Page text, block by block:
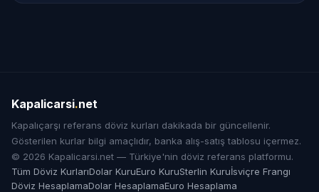
Kapalicarsi.net
Kapalıçarşı referans döviz kurları dakikada bir güncellenir.
Gösterilen kurlar bilgi amaçlıdır, banka alış-satış tablosu içermez.
© 2026 Kapalicarsi.net — Türkiye'nin döviz referans platformu.
Tüm Döviz KurlarıDolar KuruEuro KuruSterlin Kuruİsviçre Frangı
Döviz HesaplamaDolar HesaplamaEuro Hesaplama